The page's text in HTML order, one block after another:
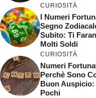
CURIOSITÀ
I Numeri
Segno
Subito: Ti
Molti Soldi
CURIOSITÀ
Numeri
Perchè Sono
Buon
Pochi